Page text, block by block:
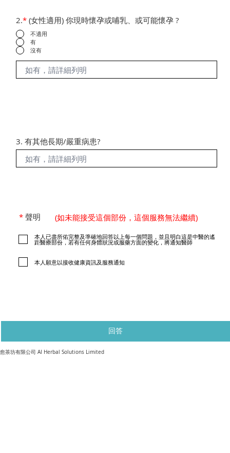
回答
3. 有其他長期/嚴重病患?
*聲明 (如未能接受這個部份，這個服務無法繼續)
本人已盡所佑完整及準確地回答以上每一個問題，並且明白這是中醫的遙
距醫療部份，若有任何身體狀況或服藥方面的變化，將通知醫師
本人願意以接收健康資訊及服務通知
2.* (女性適用) 你現時懷孕或哺乳、或可能懷孕 ?
不適用
有
沒有
​愈茶坊有限公司 AI Herbal Solutions Limited